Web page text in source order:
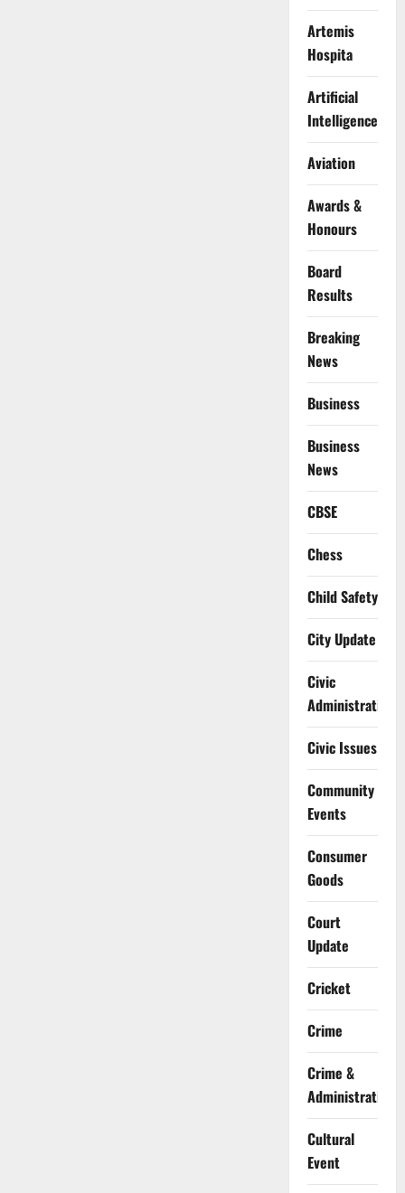
Artemis
Hospita
Artificial
Intelligence
Aviation
Awards &
Honours
Board
Results
Breaking
News
Business
Business
News
CBSE
Chess
Child Safety
City Update
Civic
Administration
Civic Issues
Community
Events
Consumer
Goods
Court
Update
Cricket
Crime
Crime &
Administration
Cultural
Event